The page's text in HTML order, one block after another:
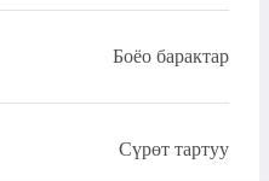
Боёо барактар
Сүрөт тартуу